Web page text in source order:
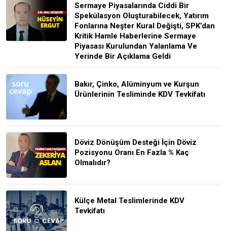
Sermaye Piyasalarında Ciddi Bir
Spekülasyon Oluşturabilecek, Yatırım
Fonlarına Neşter Kural Değişti, SPK’dan
Kritik Hamle Haberlerine Sermaye
Piyasası Kurulundan Yalanlama Ve
Yerinde Bir Açıklama Geldi
Bakır, Çinko, Alüminyum ve Kurşun
Ürünlerinin Tesliminde KDV Tevkifatı
Döviz Dönüşüm Desteği İçin Döviz
Pozisyonu Oranı En Fazla % Kaç
Olmalıdır?
Külçe Metal Teslimlerinde KDV
Tevkifatı